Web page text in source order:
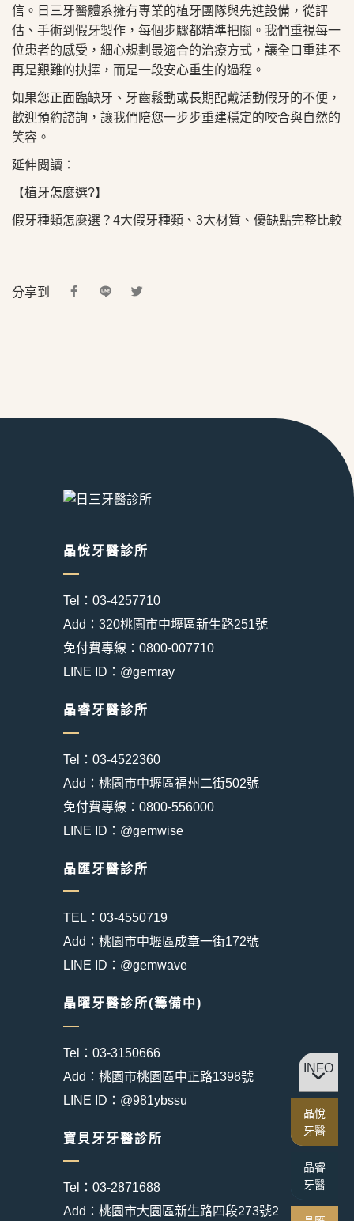
信。 日三牙醫體系擁有專業的植牙團隊與先進設備，從評
估、手術到假牙製作，每個步驟都精準把關。我們重視每一
位患者的感受，細心規劃最適合的治療方式，讓全口重建不
再是艱難的抉擇，而是一段安心重生的過程。
如果您正面臨缺牙、牙齒鬆動或長期配戴活動假牙的不便，
歡迎預約諮詢 ，讓我們陪您一步步重建穩定的咬合與自然的
笑容。
延伸閱讀：
【植牙怎麼選?】
假牙種類怎麼選？4大假牙種類、3大材質、優缺點完整比較
分享到
晶悅牙醫診所
Tel：03-4257710
Add：320桃園市中壢區新生路251號
免付費專線：0800-007710
LINE ID：@gemray
晶睿牙醫診所
Tel：03-4522360
Add：桃園市中壢區福州二街502號
免付費專線：0800-556000
LINE ID：@gemwise
晶匯牙醫診所
TEL：03-4550719
Add：桃園市中壢區成章一街172號
LINE ID：@gemwave
晶曜牙醫診所(籌備中)
Tel：03-3150666
Add：桃園市桃園區中正路1398號
LINE ID：@981ybssu
寶貝牙牙醫診所
Tel：03-2871688
Add：桃園市大園區新生路四段273號2
INFO
晶悅
牙醫
晶睿
牙醫